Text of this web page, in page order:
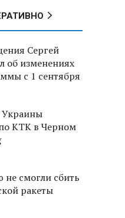
Сергей
об изменениях
с 1 сентября
КТК в Черном
смогли сбить
ракеты